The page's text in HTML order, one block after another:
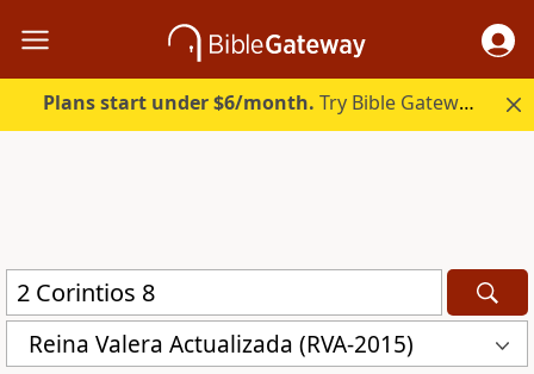
Plans start under $6/month. Try Bible Gateway Plus.
Reina Valera Actualizada (RVA-2015)